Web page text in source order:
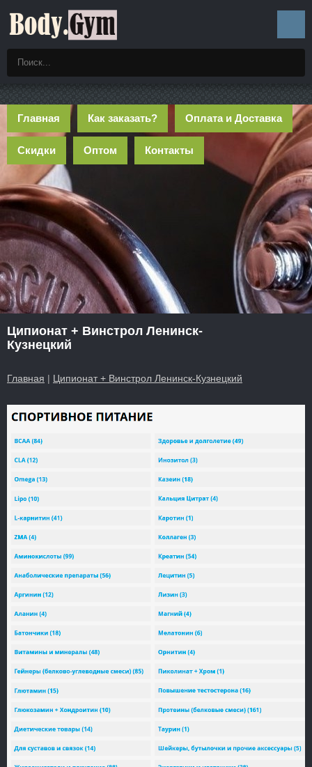
Главная Как заказать? Оплата и Доставка
Скидки Оптом Контакты
Ципионат + Винстрол Ленинск-
Кузнецкий
Главная | Ципионат + Винстрол Ленинск-Кузнецкий